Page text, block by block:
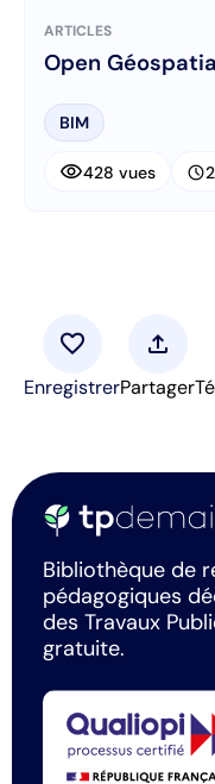
ARTICLES
Open
BIM
visibility428 vues schedule
favorite
Enregistrer
upload
Partager
Bibliothèque de
pédagogiques
des Travaux
gratuite.